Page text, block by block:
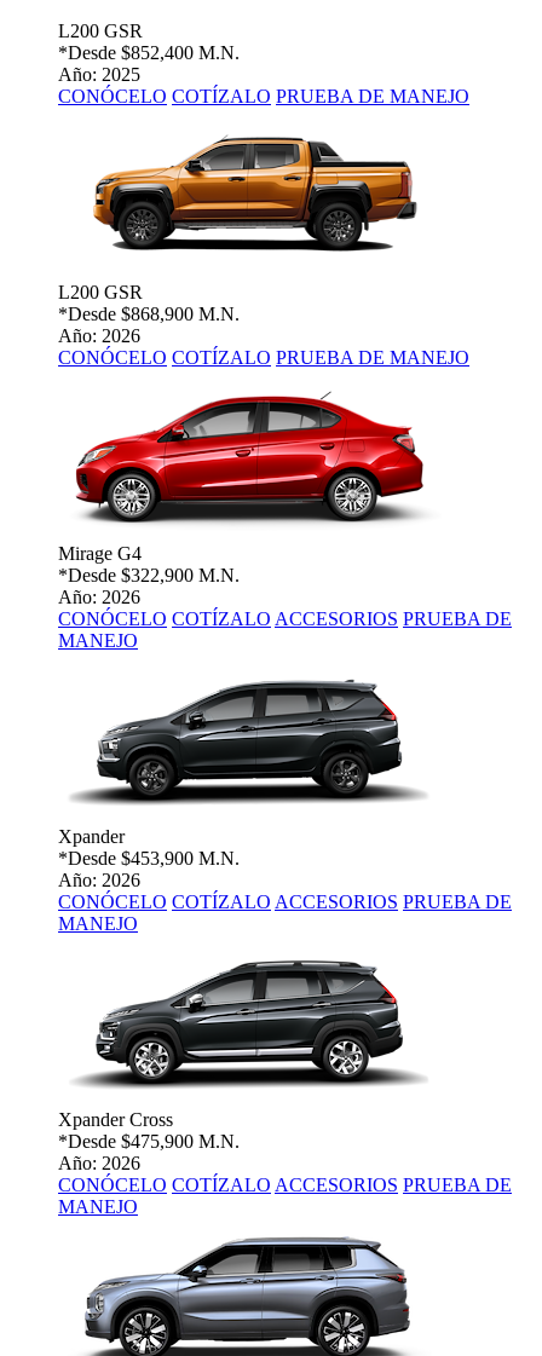
L200 GSR
*Desde $852,400 M.N.
Año: 2025
CONÓCELO COTÍZALO PRUEBA DE MANEJO
L200 GSR
*Desde $868,900 M.N.
Año: 2026
CONÓCELO COTÍZALO PRUEBA DE MANEJO
Mirage G4
*Desde $322,900 M.N.
Año: 2026
CONÓCELO COTÍZALO ACCESORIOS PRUEBA DE
MANEJO
Xpander
*Desde $453,900 M.N.
Año: 2026
CONÓCELO COTÍZALO ACCESORIOS PRUEBA DE
MANEJO
Xpander Cross
*Desde $475,900 M.N.
Año: 2026
CONÓCELO COTÍZALO ACCESORIOS PRUEBA DE
MANEJO